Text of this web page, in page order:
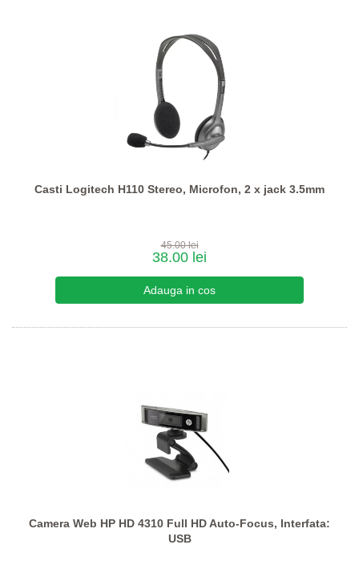
Casti Logitech H110 Stereo, Microfon, 2 x jack 3.5mm
45.00 lei
38.00 lei
Camera Web HP HD 4310 Full HD Auto-Focus, Interfata:
USB